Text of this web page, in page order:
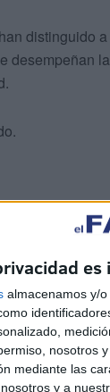
almacenamos y/
nosotros
mediante las
y a
distinguido
desempeñan